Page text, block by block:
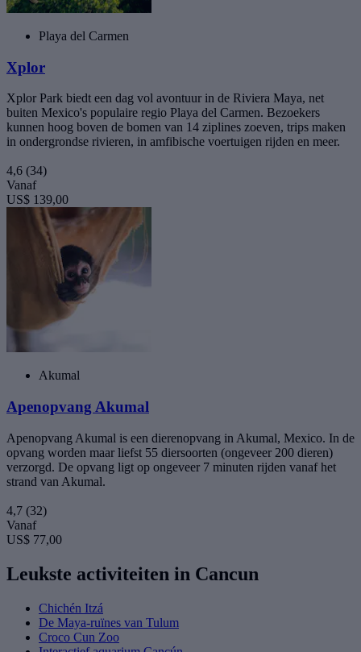
Playa del Carmen
Xplor
Xplor Park biedt een dag vol avontuur in de Riviera Maya, net
buiten Mexico's populaire regio Playa del Carmen. Bezoekers
kunnen hoog boven de bomen van 14 ziplines zoeven, trips maken
in ondergrondse rivieren, in amfibische voertuigen rijden en meer.
4,6 (34)
Vanaf
US$ 139,00
Akumal
Apenopvang Akumal
Apenopvang Akumal is een dierenopvang in Akumal, Mexico. In de
opvang worden maar liefst 55 diersoorten (ongeveer 200 dieren)
verzorgd. De opvang ligt op ongeveer 7 minuten rijden vanaf het
strand van Akumal.
4,7 (32)
Vanaf
US$ 77,00
Leukste activiteiten in Cancun
Chichén Itzá
De Maya-ruïnes van Tulum
Croco Cun Zoo